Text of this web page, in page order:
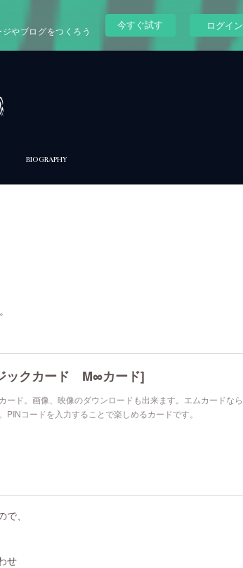
やブログをつくろう
今すぐ試す ログイン
BIOGRAPHY
ックカード M∞カード]
ード。画像、映像のダウンロードも出来ます。エムカードなら
コードを入力することで楽しめるカードです。
、
せ